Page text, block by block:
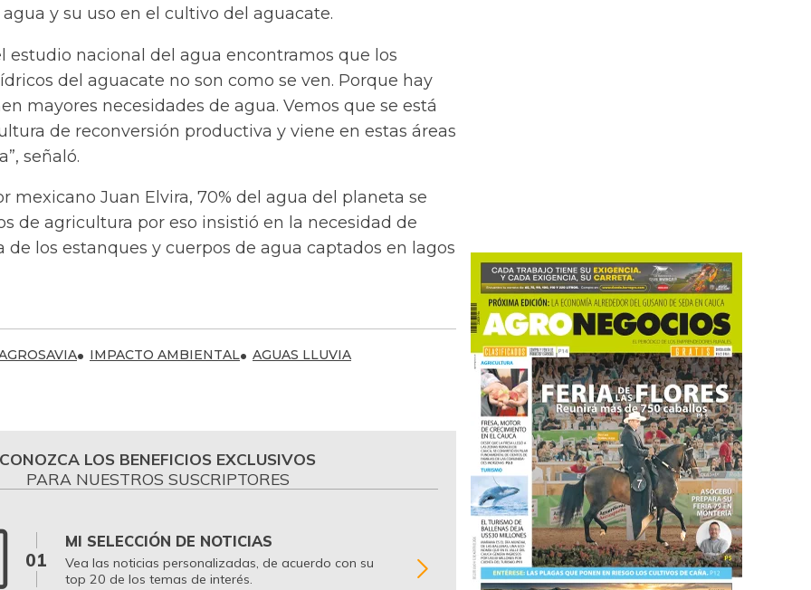
y su uso en el cultivo del aguacate.
estudio nacional del agua encontramos que los
del aguacate no son como se ven. Porque hay
mayores necesidades de agua. Vemos que se está
de reconversión productiva y viene en estas áreas
señaló.
mexicano Juan Elvira, 70% del agua del planeta se
de agricultura por eso insistió en la necesidad de
los estanques y cuerpos de agua captados en lagos
IMPACTO AMBIENTAL AGUAS LLUVIA
CONOZCA LOS BENEFICIOS EXCLUSIVOS
PARA NUESTROS SUSCRIPTORES
01
MI SELECCIÓN DE NOTICIAS
Vea las noticias personalizadas, de acuerdo con su
top 20 de los temas de interés.
02
BITÁCORA EMPRESARIAL 10.000 LR
Recopilación clasificada por sectores
regiones del comportamiento general y
de las 10.000 primeras empresas en ventas